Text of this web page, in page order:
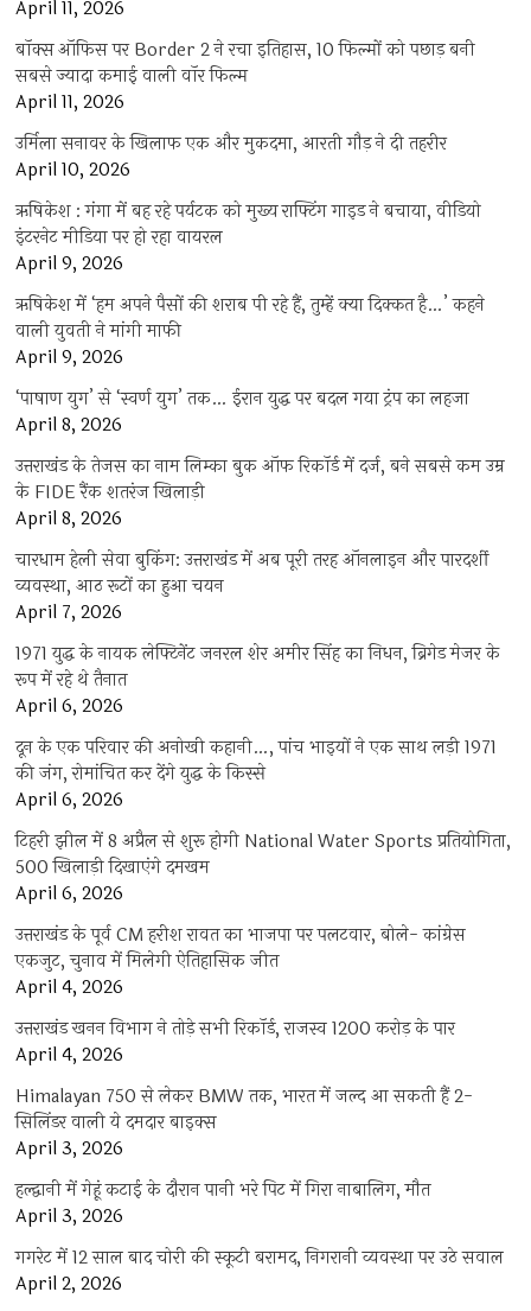
April 11, 2026
बॉक्स ऑफिस पर Border 2 ने रचा इतिहास, 10 फिल्मों को पछाड़ बनी
सबसे ज्यादा कमाई वाली वॉर फिल्म
April 11, 2026
उर्मिला सनावर के खिलाफ एक और मुकदमा, आरती गौड़ ने दी तहरीर
April 10, 2026
ऋषिकेश : गंगा में बह रहे पर्यटक को मुख्य राफ्टिंग गाइड ने बचाया, वीडियो
इंटरनेट मीडिया पर हो रहा वायरल
April 9, 2026
ऋषिकेश में ‘हम अपने पैसों की शराब पी रहे हैं, तुम्हें क्या दिक्कत है…’ कहने
वाली युवती ने मांगी माफी
April 9, 2026
‘पाषाण युग’ से ‘स्वर्ण युग’ तक… ईरान युद्ध पर बदल गया ट्रंप का लहजा
April 8, 2026
उत्तराखंड के तेजस का नाम लिम्का बुक ऑफ रिकॉर्ड में दर्ज, बने सबसे कम उम्र
के FIDE रैंक शतरंज खिलाड़ी
April 8, 2026
चारधाम हेली सेवा बुकिंग: उत्तराखंड में अब पूरी तरह ऑनलाइन और पारदर्शी
व्यवस्था, आठ रूटों का हुआ चयन
April 7, 2026
1971 युद्ध के नायक लेफ्टिनेंट जनरल शेर अमीर सिंह का निधन, ब्रिगेड मेजर के
रूप में रहे थे तैनात
April 6, 2026
दून के एक परिवार की अनोखी कहानी…, पांच भाइयों ने एक साथ लड़ी 1971
की जंग, रोमांचित कर देंगे युद्ध के किस्से
April 6, 2026
टिहरी झील में 8 अप्रैल से शुरू होगी National Water Sports प्रतियोगिता,
500 खिलाड़ी दिखाएंगे दमखम
April 6, 2026
उत्तराखंड के पूर्व CM हरीश रावत का भाजपा पर पलटवार, बोले- कांग्रेस
एकजुट, चुनाव में मिलेगी ऐतिहासिक जीत
April 4, 2026
उत्तराखंड खनन विभाग ने तोड़े सभी रिकॉर्ड, राजस्व 1200 करोड़ के पार
April 4, 2026
Himalayan 750 से लेकर BMW तक, भारत में जल्द आ सकती हैं 2-
सिलिंडर वाली ये दमदार बाइक्स
April 3, 2026
हल्द्वानी में गेहूं कटाई के दौरान पानी भरे पिट में गिरा नाबालिग, मौत
April 3, 2026
गगरेट में 12 साल बाद चोरी की स्कूटी बरामद, निगरानी व्यवस्था पर उठे सवाल
April 2, 2026